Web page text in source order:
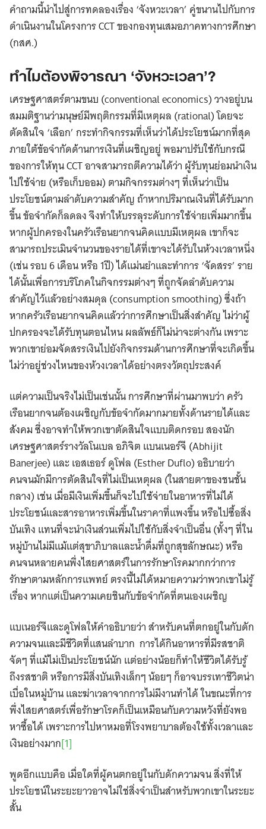
คำถามนี้นำไปสู่การทดลองเรื่อง ‘จังหวะเวลา’ คู่ขนานไปกับการ
ดำเนินงานในโครงการ CCT ของกองทุนเสมอภาคทางการศึกษา
(กสศ.)
ทำไมต้องพิจารณา ‘จังหวะเวลา’?
เศรษฐศาสตร์ตามขนบ (conventional economics) วางอยู่บน
สมมติฐานว่ามนุษย์มีพฤติกรรมที่มีเหตุผล (rational) โดยจะ
ตัดสินใจ ‘เลือก’ กระทำกิจกรรมที่เห็นว่าได้ประโยชน์มากที่สุด
ภายใต้ข้อจำกัดด้านการเงินที่เผชิญอยู่ พอมาปรับใช้กับกรณี
ของการให้ทุน CCT อาจสามารถตีความได้ว่า ผู้รับทุนย่อมนำเงิน
ไปใช้จ่าย (หรือเก็บออม) ตามกิจกรรมต่างๆ ที่เห็นว่าเป็น
ประโยชน์ตามลำดับความสำคัญ ถ้าหากปริมาณเงินที่ได้รับมาก
ขึ้น ข้อจำกัดก็ลดลง จึงทำให้บรรลุระดับการใช้จ่ายเพิ่มมากขึ้น
หากผู้ปกครองในครัวเรือนยากจนคิดแบบมีเหตุผล เขาก็จะ
สามารถประเมินจำนวนของรายได้ที่เขาจะได้รับในห้วงเวลาหนึ่ง
(เช่น รอบ 6 เดือน หรือ 1ปี) ได้แม่นยำและทำการ ‘จัดสรร’ ราย
ได้นั้นเพื่อการบริโภคในกิจกรรมต่างๆ ที่ถูกจัดลำดับความ
สำคัญไว้แล้วอย่างสมดุล (consumption smoothing) ซึ่งถ้า
หากครัวเรือนยากจนคิดแล้วว่าการศึกษาเป็นสิ่งสำคัญ ไม่ว่าผู้
ปกครองจะได้รับทุนตอนไหน ผลลัพธ์ก็ไม่น่าจะต่างกัน เพราะ
พวกเขาย่อมจัดสรรเงินไปยังกิจกรรมด้านการศึกษาที่จะเกิดขึ้น
ไม่ว่าอยู่ช่วงไหนของห้วงเวลาได้อย่างตรงวัตถุประสงค์
แต่ความเป็นจริงไม่เป็นเช่นนั้น การศึกษาที่ผ่านมาพบว่า ครัว
เรือนยากจนต้องเผชิญกับข้อจำกัดมากมายทั้งด้านรายได้และ
สังคม ซึ่งอาจทำให้พวกเขาตัดสินใจแบบติดกรอบ สองนัก
เศรษฐศาสตร์รางวัลโนเบล อภิจิต แบนเนอร์จี (Abhijit
Banerjee) และ เอสเธอร์ ดูโฟล (Esther Duflo) อธิบายว่า
คนจนมักมีการตัดสินใจที่ไม่เป็นเหตุผล (ในสายตาของชนชั้น
กลาง) เช่น เมื่อมีเงินเพิ่มขึ้นก็จะไปใช้จ่ายในอาหารที่ไม่ได้
ประโยชน์และสารอาหารเพิ่มขึ้นในราคาที่แพงขึ้น หรือไปซื้อสิ่ง
บันเทิง แทนที่จะนำเงินส่วนเพิ่มไปใช้กับสิ่งจำเป็นอื่น (ทั้งๆ ที่ใน
หมู่บ้านไม่มีแม้แต่สุขาภิบาลและน้ำดื่มที่ถูกสุขลักษณะ) หรือ
คนจนหลายคนพึ่งไสยศาสตร์ในการรักษาโรคมากกว่าการ
รักษาตามหลักการแพทย์ ตรงนี้ไม่ได้หมายความว่าพวกเขาไม่รู้
เรื่อง หากแต่เป็นความเคยชินกับข้อจำกัดที่ตนเองเผชิญ
แบเนอร์จีและดูโฟลให้คำอธิบายว่า สำหรับคนที่ตกอยู่ในกับดัก
ความจนและมีชีวิตที่แสนลำบาก การได้กินอาหารที่มีรสชาติ
จัดๆ ที่แม้ไม่เป็นประโยชน์นัก แต่อย่างน้อยก็ทำให้ชีวิตได้รับรู้
ถึงรสชาติ หรือการมีสิ่งบันเทิงเล็กๆ น้อยๆ ก็อาจบรรเทาชีวิตน่า
เบื่อในหมู่บ้าน และฆ่าเวลาจากการไม่มีงานทำได้ ในขณะที่การ
พึ่งไสยศาสตร์เพื่อรักษาโรคก็เป็นเหมือนกับความหวังที่ยังพอ
หาซื้อได้ เพราะการไปหาหมอที่โรงพยาบาลต้องใช้ทั้งเวลาและ
เงินอย่างมาก[1]
พูดอีกแบบคือ เมื่อใดที่ผู้คนตกอยู่ในกับดักความจน สิ่งที่ให้
ประโยชน์ในระยะยาวอาจไม่ใช่สิ่งจำเป็นสำหรับพวกเขาในระยะ
สั้น